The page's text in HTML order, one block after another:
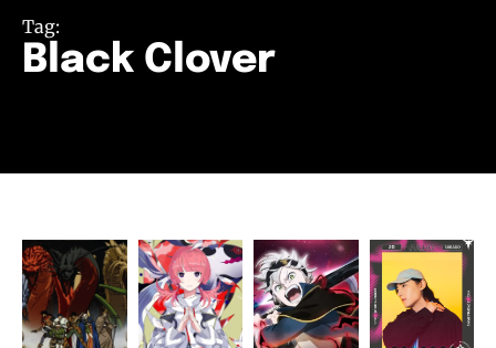
Tag:
Black Clover